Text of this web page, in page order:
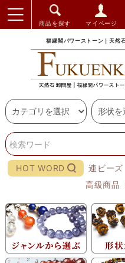
商品を探す マイページ
福縁閣パワーストーン｜天然
HOT WORD 連ビーズ
高級商品